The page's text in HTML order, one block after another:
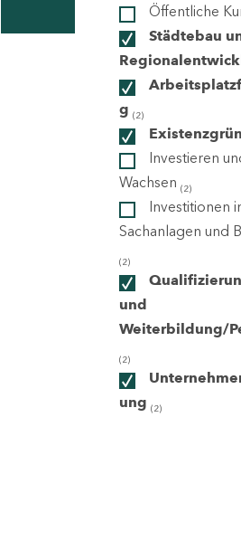
Öffentliche
Städtebau
g (2)
Investieren
Wachsen (2)
Investitionen
Sachanlagen und
(2)
und
Weiterbildung/
(2)
ung (2)